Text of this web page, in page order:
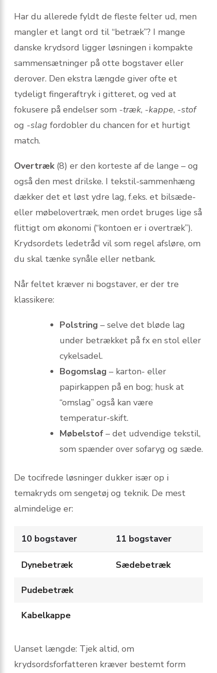
Har du allerede fyldt de fleste felter ud, men
mangler et langt ord til “betræk”? I mange
danske krydsord ligger løsningen i kompakte
sammensætninger på otte bogstaver eller
derover. Den ekstra længde giver ofte et
tydeligt fingeraftryk i gitteret, og ved at
fokusere på endelser som -træk, -kappe, -stof
og -slag fordobler du chancen for et hurtigt
match.
Overtræk(8) er den korteste af de lange – og
også den mest drilske. I tekstil-sammenhæng
dækker det et løst ydre lag, f.eks. et bilsæde-
eller møbelovertræk, men ordet bruges lige så
flittigt om økonomi (“kontoen er i overtræk”).
Krydsordets ledetråd vil som regel afsløre, om
du skal tænke synåle eller netbank.
Når feltet kræver ni bogstaver, er der tre
klassikere:
Polstring – selve det bløde lag
under betrækket på fx en stol eller
cykelsadel.
Bogomslag – karton- eller
papirkappen på en bog; husk at
“omslag” også kan være
temperatur-skift.
Møbelstof – det udvendige tekstil,
som spænder over sofaryg og sæde.
De tocifrede løsninger dukker især op i
temakryds om sengetøj og teknik. De mest
almindelige er:
10 bogstaver 11 bogstaver
Dynebetræk Sædebetræk
Pudebetræk
Kabelkappe
Uanset længde: Tjek altid, om
krydsordsforfatteren kræver bestemt form